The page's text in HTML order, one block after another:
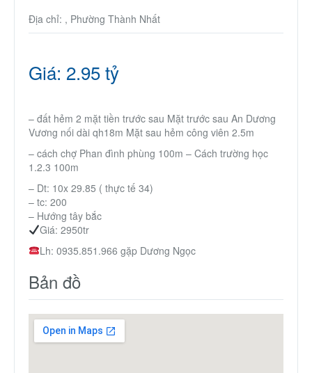
Ecocity Premia
Địa chỉ: , Phường Thành Nhất
Giá: 2.95 tỷ
– đất hẻm 2 mặt tiền trước sau Mặt trước sau An Dương
Vương nối dài qh18m Mặt sau hẻm công viên 2.5m
– cách chợ Phan đình phùng 100m – Cách trường học
1.2.3 100m
– Dt: 10x 29.85 ( thực tế 34)
– tc: 200
– Hướng tây bắc
Giá: 2950tr
Lh: 0935.851.966 gặp Dương Ngọc
Bản đồ